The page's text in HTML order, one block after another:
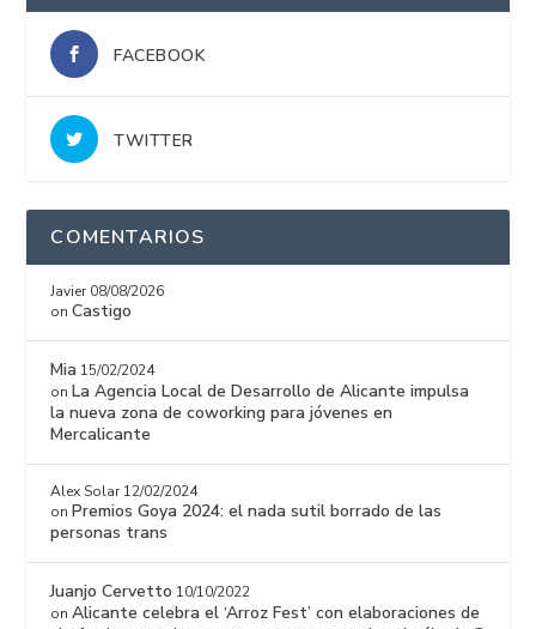
FACEBOOK
TWITTER
COMENTARIOS
Javier 08/08/2026
onCastigo
Mia 15/02/2024
on La Agencia Local de Desarrollo de Alicante impulsa
la nueva zona de coworking para jóvenes en
Mercalicante
Alex Solar 12/02/2024
on Premios Goya 2024: el nada sutil borrado de las
personas trans
Juanjo Cervetto 10/10/2022
onAlicante celebra el ‘Arroz Fest’ con elaboraciones de